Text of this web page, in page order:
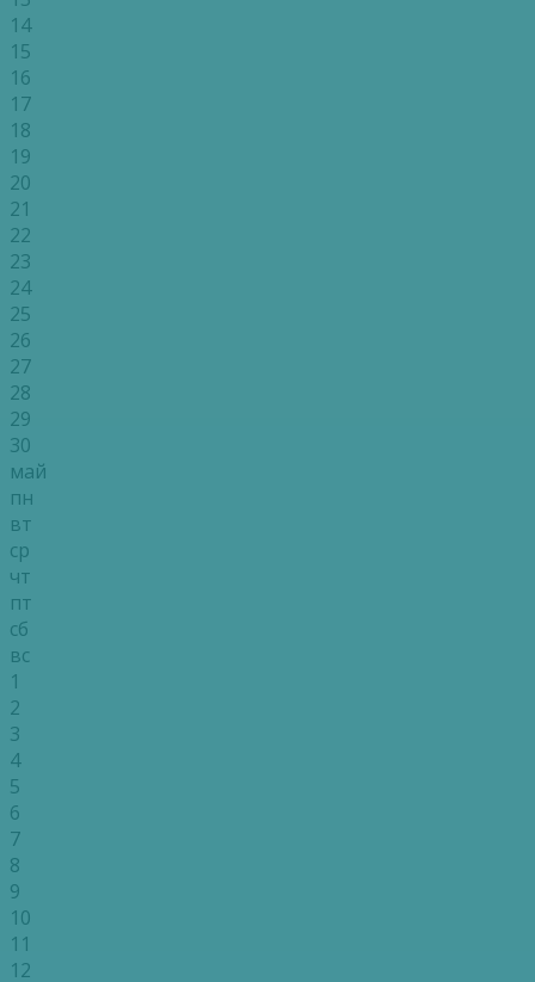
14
15
16
17
18
19
20
21
22
23
24
25
26
27
28
29
30
май
пн
вт
ср
чт
пт
сб
вс
1
2
3
4
5
6
7
8
9
10
11
12